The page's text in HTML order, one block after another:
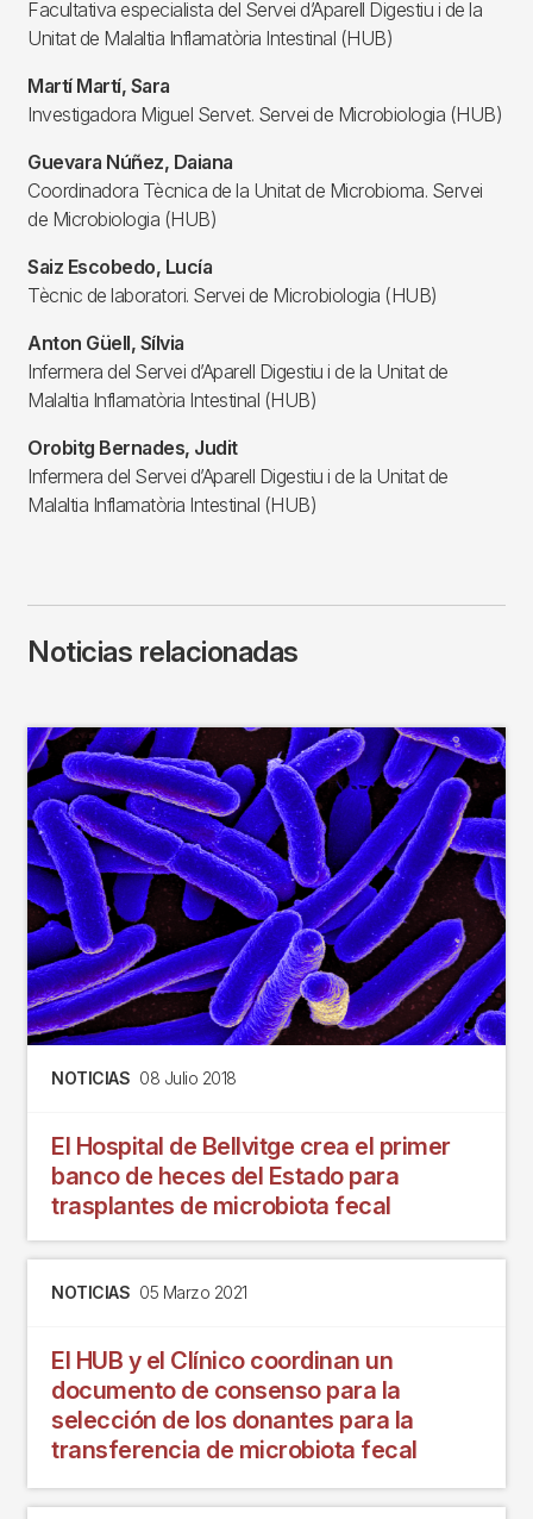
Facultativa especialista del Servei d’Aparell Digestiu i de la
Unitat de Malaltia Inflamatòria Intestinal (HUB)
Martí Martí, Sara
Investigadora Miguel Servet. Servei de Microbiologia (HUB)
Guevara Núñez, Daiana
Coordinadora Tècnica de la Unitat de Microbioma. Servei
de Microbiologia (HUB)
Saiz Escobedo, Lucía
Tècnic de laboratori. Servei de Microbiologia (HUB)
Anton Güell, Sílvia
Infermera del Servei d’Aparell Digestiu i de la Unitat de
Malaltia Inflamatòria Intestinal (HUB)
Orobitg Bernades, Judit
Infermera del Servei d’Aparell Digestiu i de la Unitat de
Malaltia Inflamatòria Intestinal (HUB)
Noticias relacionadas
NOTICIAS 08 Julio 2018
El Hospital de Bellvitge crea el primer
banco de heces del Estado para
trasplantes de microbiota fecal
NOTICIAS 05 Marzo 2021
El HUB y el Clínico coordinan un
documento de consenso para la
selección de los donantes para la
transferencia de microbiota fecal